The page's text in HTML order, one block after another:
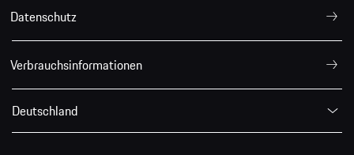
Datenschutz
Verbrauchsinformationen
Deutschland